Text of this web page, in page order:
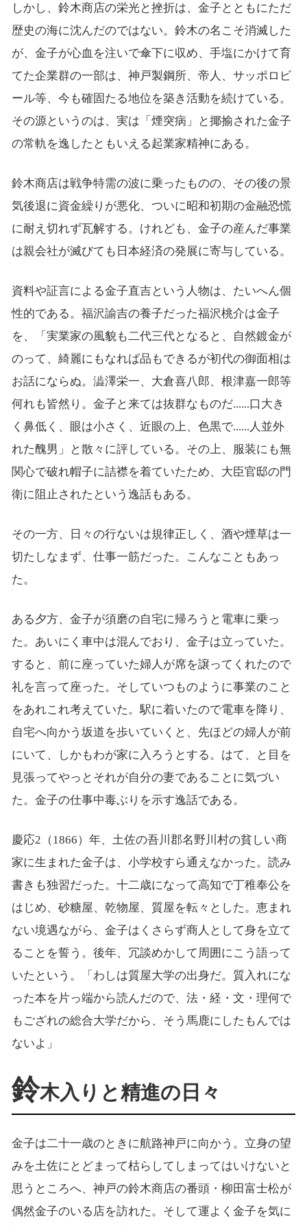
しかし、鈴木商店の栄光と挫折は、金子とともにただ
歴史の海に沈んだのではない。鈴木の名こそ消滅した
が、金子が心血を注いで傘下に収め、手塩にかけて育
てた企業群の一部は、神戸製鋼所、帝人、サッポロビ
ール等、今も確固たる地位を築き活動を続けている。
その源というのは、実は「煙突病」と揶揄された金子
の常軌を逸したともいえる起業家精神にある。
鈴木商店は戦争特需の波に乗ったものの、その後の景
気後退に資金繰りが悪化、ついに昭和初期の金融恐慌
に耐え切れず瓦解する。けれども、金子の産んだ事業
は親会社が滅びても日本経済の発展に寄与している。
資料や証言による金子直吉という人物は、たいへん個
性的である。福沢諭吉の養子だった福沢桃介は金子
を、「実業家の風貌も二代三代となると、自然鍍金が
のって、綺麗にもなれば品もできるが初代の御面相は
お話にならぬ。澁澤栄一、大倉喜八郎、根津嘉一郎等
何れも皆然り。金子と来ては抜群なものだ......口大き
く鼻低く、眼は小さく、近眼の上、色黒で......人並外
れた醜男」と散々に評している。その上、服装にも無
関心で破れ帽子に詰襟を着ていたため、大臣官邸の門
衛に阻止されたという逸話もある。
その一方、日々の行ないは規律正しく、酒や煙草は一
切たしなまず、仕事一筋だった。こんなこともあっ
た。
ある夕方、金子が須磨の自宅に帰ろうと電車に乗っ
た。あいにく車中は混んでおり、金子は立っていた。
すると、前に座っていた婦人が席を譲ってくれたので
礼を言って座った。そしていつものように事業のこと
をあれこれ考えていた。駅に着いたので電車を降り、
自宅へ向かう坂道を歩いていくと、先ほどの婦人が前
にいて、しかもわが家に入ろうとする。はて、と目を
見張ってやっとそれが自分の妻であることに気づい
た。金子の仕事中毒ぶりを示す逸話である。
慶応2（1866）年、土佐の吾川郡名野川村の貧しい商
家に生まれた金子は、小学校すら通えなかった。読み
書きも独習だった。十二歳になって高知で丁稚奉公を
はじめ、砂糖屋、乾物屋、質屋を転々とした。恵まれ
ない境遇ながら、金子はくさらず商人として身を立て
ることを誓う。後年、冗談めかして周囲にこう語って
いたという。「わしは質屋大学の出身だ。質入れにな
った本を片っ端から読んだので、法・経・文・理何で
もござれの総合大学だから、そう馬鹿にしたもんでは
ないよ」
鈴木入りと精進の日々
金子は二十一歳のときに航路神戸に向かう。立身の望
みを土佐にとどまって枯らしてしまってはいけないと
思うところへ、神戸の鈴木商店の番頭・柳田富士松が
偶然金子のいる店を訪れた。そして運よく金子を気に